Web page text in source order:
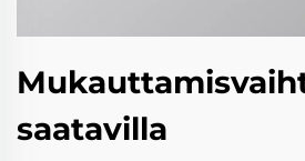
saatavilla